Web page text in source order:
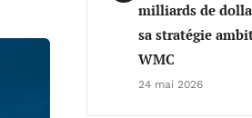
milliards de
sa stratégie
WMC
24 mai 2026